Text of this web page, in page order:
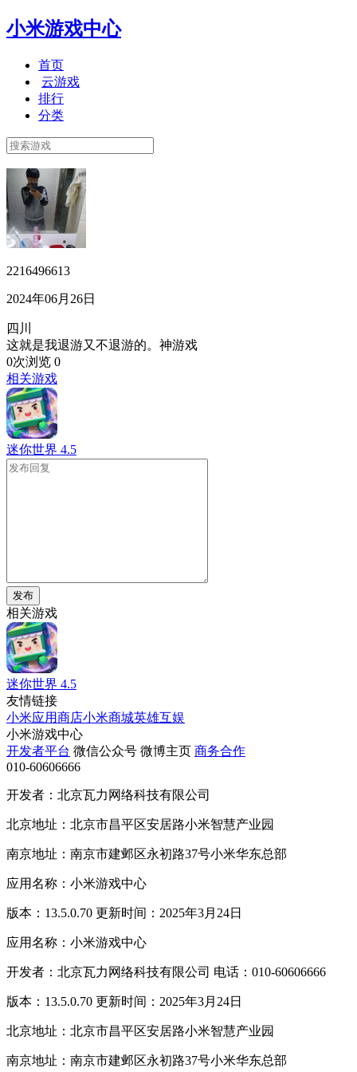
小米游戏中心
首页
云游戏
排行
分类
2216496613
2024年06月26日
四川
这就是我退游又不退游的。神游戏
0次浏览 0
相关游戏
迷你世界 4.5
发布
相关游戏
迷你世界 4.5
友情链接
小米应用商店小米商城英雄互娱
小米游戏中心
开发者平台 微信公众号 微博主页 商务合作
010-60606666
开发者：北京瓦力网络科技有限公司
北京地址：北京市昌平区安居路小米智慧产业园
南京地址：南京市建邺区永初路37号小米华东总部
应用名称：小米游戏中心
版本：13.5.0.70 更新时间：2025年3月24日
应用名称：小米游戏中心
开发者：北京瓦力网络科技有限公司 电话：010-60606666
版本：13.5.0.70 更新时间：2025年3月24日
北京地址：北京市昌平区安居路小米智慧产业园
南京地址：南京市建邺区永初路37号小米华东总部